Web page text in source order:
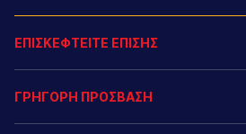
ΕΠΙΣΚΕΦΤΕΙΤΕ ΕΠΙΣΗΣ
ΓΡΗΓΟΡΗ ΠΡΟΣΒΑΣΗ